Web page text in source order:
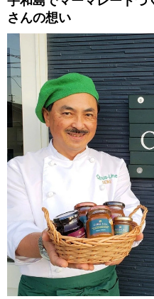
さんの想い